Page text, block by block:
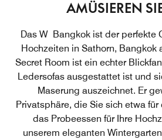
AMÜSIEREN
Das W Bangkok ist der perfekte
Hochzeiten in Sathorn, Bangkok
Secret Room ist ein echter
Ledersofas ausgestattet ist und
Maserung auszeichnet. Er
Privatsphäre, die Sie sich etwa
das Probeessen für Ihre
unserem eleganten